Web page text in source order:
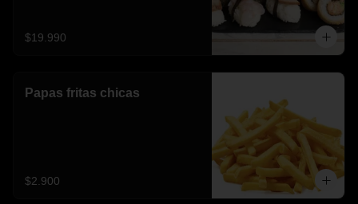
$19.990
Papas fritas chicas
$2.900